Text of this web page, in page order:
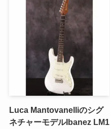
Luca Mantovanelliのシグ
ネチャーモデルIbanez LM1